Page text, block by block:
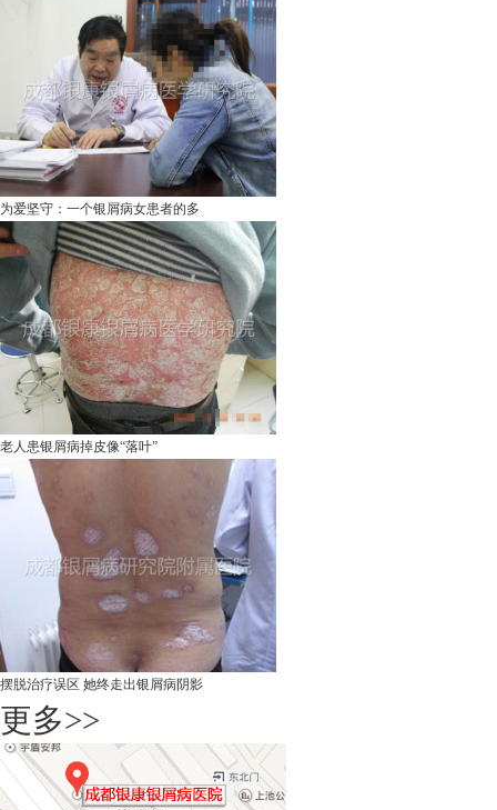
为爱坚守：一个银屑病女患者的多
老人患银屑病掉皮像“落叶”
摆脱治疗误区 她终走出银屑病阴影
更多>>